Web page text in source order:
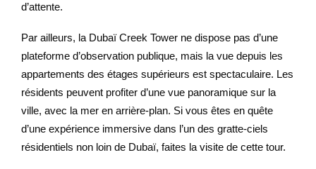
d’attente.
Par ailleurs, la Dubaï Creek Tower ne dispose pas d’une
plateforme d’observation publique, mais la vue depuis les
appartements des étages supérieurs est spectaculaire. Les
résidents peuvent profiter d’une vue panoramique sur la
ville, avec la mer en arrière-plan. Si vous êtes en quête
d’une expérience immersive dans l’un des gratte-ciels
résidentiels non loin de Dubaï, faites la visite de cette tour.